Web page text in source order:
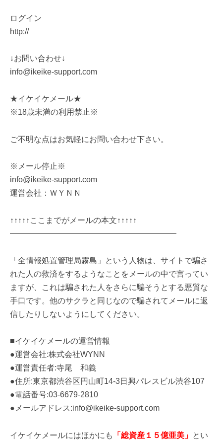
ログイン
http://
↓お問い合わせ↓
info@ikeike-support.com
★イケイケメール★
※18歳未満の利用禁止※
ご不明な点はお気軽にお問い合わせ下さい。
※メール停止※
info@ikeike-support.com
運営会社：ＷＹＮＮ
↑↑↑↑↑ここまでがメールの本文↑↑↑↑↑
━━━━━━━━━━━━━━━━━━━━━
「全情報処置管理局霧島」という人物は、サイトで騙さ
れた人の救済をするようなことをメールの中で言ってい
ますが、これは騙された人をさらに騙そうとする悪質な
手口です。他のサクラと同じなので騙されてメールに返
信したりしないようにしてください。
■イケイケメールの運営情報
●運営会社:株式会社WYNN
●運営責任者:寺尾 和義
●住所:東京都渋谷区円山町14-3日興パレスビル渋谷107
●電話番号:03-6679-2810
●メールアドレス:info@ikeike-support.com
イケイケメールにはほかにも 「総資産１５億亜美」 とい